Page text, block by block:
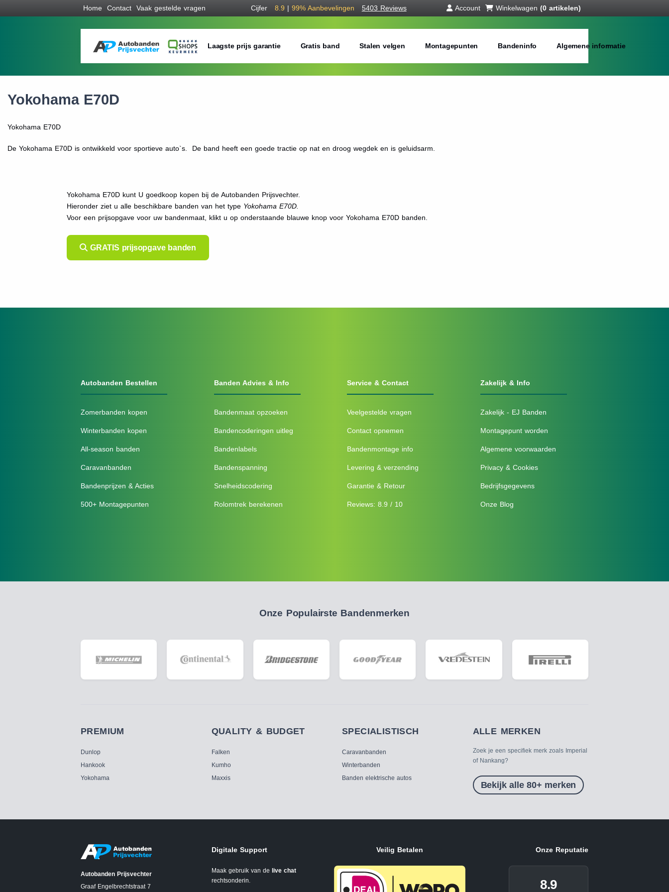
Home Contact Vaak gestelde vragen Cijfer 8.9 | 99% Aanbevelingen 5403 Reviews Account Winkelwagen (0 artikelen)
Laagste prijs garantie Gratis band Stalen velgen Montagepunten Bandeninfo Algemene informatie
Yokohama E70D
Yokohama E70D
De Yokohama E70D is ontwikkeld voor sportieve auto`s. De band heeft een goede tractie op nat en droog wegdek en is geluidsarm.
Yokohama E70D kunt U goedkoop kopen bij de Autobanden Prijsvechter.
Hieronder ziet u alle beschikbare banden van het type Yokohama E70D.
Voor een prijsopgave voor uw bandenmaat, klikt u op onderstaande blauwe knop voor Yokohama E70D banden.
GRATIS prijsopgave banden
Autobanden Bestellen
Zomerbanden kopen
Winterbanden kopen
All-season banden
Caravanbanden
Bandenprijzen & Acties
500+ Montagepunten
Banden Advies & Info
Bandenmaat opzoeken
Bandencoderingen uitleg
Bandenlabels
Bandenspanning
Snelheidscodering
Rolomtrek berekenen
Service & Contact
Veelgestelde vragen
Contact opnemen
Bandenmontage info
Levering & verzending
Garantie & Retour
Reviews: 8.9 / 10
Zakelijk & Info
Zakelijk - EJ Banden
Montagepunt worden
Algemene voorwaarden
Privacy & Cookies
Bedrijfsgegevens
Onze Blog
Onze Populairste Bandenmerken
PREMIUM
Dunlop
Hankook
Yokohama
QUALITY & BUDGET
Falken
Kumho
Maxxis
SPECIALISTISCH
Caravanbanden
Winterbanden
Banden elektrische autos
ALLE MERKEN
Zoek je een specifiek merk zoals Imperial
of Nankang?
Bekijk alle 80+ merken
Autobanden Prijsvechter
Graaf Engelbrechtstraat 7
Digitale Support
Maak gebruik van de live chat
rechtsonderin.
Veilig Betalen Onze Reputatie
8.9